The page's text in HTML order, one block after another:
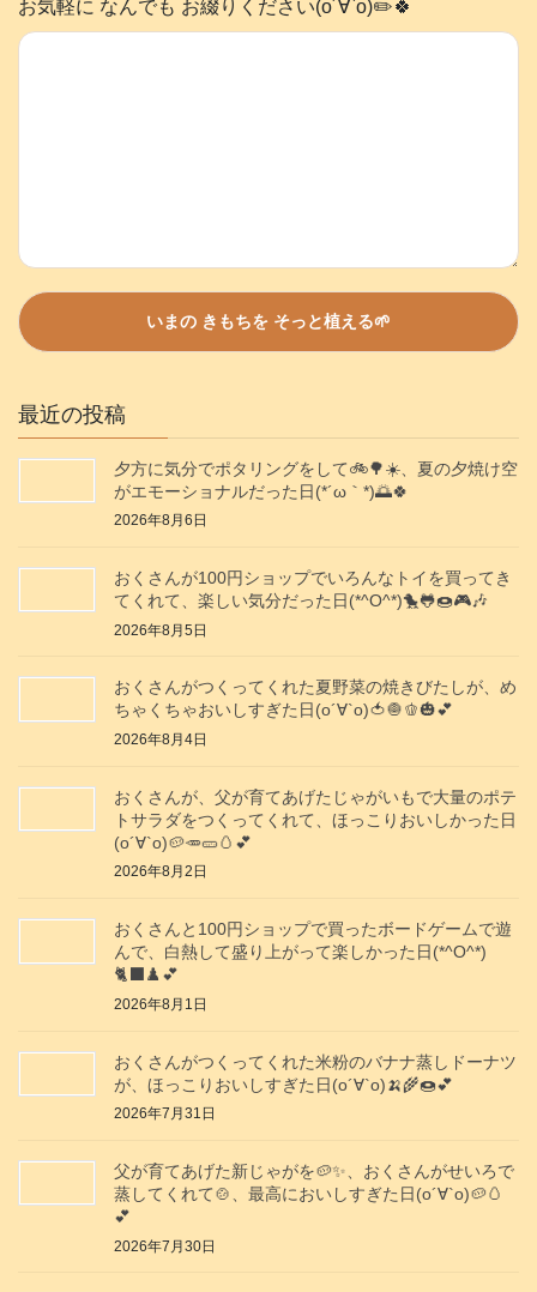
お気軽に なんでも お綴りください(о´∀`о)✏️🍀
最近の投稿
夕方に気分でポタリングをして🚲️🌳☀️、夏の夕焼け空
がエモーショナルだった日(⁠*⁠´⁠ω⁠｀⁠*⁠)🌅🍀
2026年8月6日
おくさんが100円ショップでいろんなトイを買ってき
てくれて、楽しい気分だった日(*^O^*)🐤🐸🍩🎮️🎶
2026年8月5日
おくさんがつくってくれた夏野菜の焼きびたしが、め
ちゃくちゃおいしすぎた日(о´∀`о)🍅🧅🫑🎃💕
2026年8月4日
おくさんが、父が育てあげたじゃがいもで大量のポテ
トサラダをつくってくれて、ほっこりおいしかった日
(о´∀`о)🥔🥕🥒🥚💕
2026年8月2日
おくさんと100円ショップで買ったボードゲームで遊
んで、白熱して盛り上がって楽しかった日(*^O^*)
🐈‍⬛♟️💕
2026年8月1日
おくさんがつくってくれた米粉のバナナ蒸しドーナツ
が、ほっこりおいしすぎた日(о´∀`о)🍌🌾🍩💕
2026年7月31日
父が育てあげた新じゃがを🥔✨️、おくさんがせいろで
蒸してくれて🍲、最高においしすぎた日(о´∀`о)🥔🥚
💕
2026年7月30日